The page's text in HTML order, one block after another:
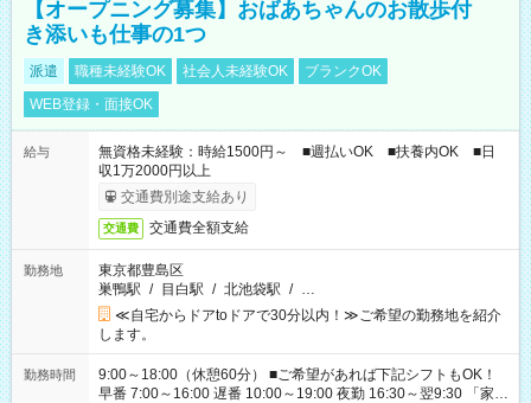
【オープニング募集】おばあちゃんのお散歩付
き添いも仕事の1つ
派遣 職種未経験OK 社会人未経験OK
ブランクOK
WEB登録・面接OK
給与
無資格未経験：時給1500円～ ■週払いOK ■扶養内OK ■日
収1万2000円以上
交通費別途支給あり
交通費 交通費全額支給
勤務地
東京都豊島区
巣鴨駅 / 目白駅 / 北池袋駅 / …
≪自宅からドアtoドアで30分以内！≫ご希望の勤務地を紹介
します。
勤務時間
9:00～18:00（休憩60分） ■ご希望があれば下記シフトもOK！
早番 7:00～16:00 遅番 10:00～19:00 夜勤 16:30～翌9:30 「家族